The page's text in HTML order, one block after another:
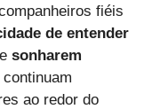
fiéis
de entender
sonharem
ao redor do